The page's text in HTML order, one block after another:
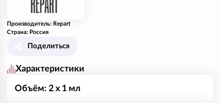
Производитель: Repart
Страна: Россия
Поделиться
Характеристики
Объём: 2 x 1 мл